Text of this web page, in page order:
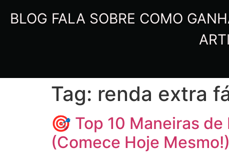
BLOG FALA SOBRE COMO
Tag: renda extra
🎯 Top 10 Maneiras
(Comece Hoje Mesmo!)